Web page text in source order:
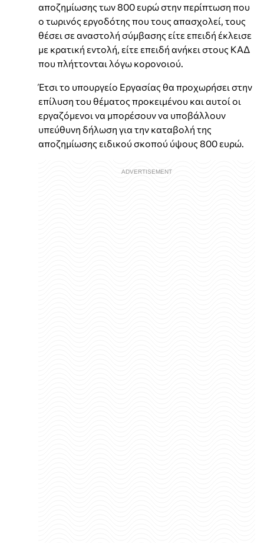
αποζημίωσης των 800 ευρώ στην περίπτωση που
ο τωρινός εργοδότης που τους απασχολεί, τους
θέσει σε αναστολή σύμβασης είτε επειδή έκλεισε
με κρατική εντολή, είτε επειδή ανήκει στους ΚΑΔ
που πλήττονται λόγω κορονοιού.
Έτσι το υπουργείο Εργασίας θα προχωρήσει στην
επίλυση του θέματος προκειμένου και αυτοί οι
εργαζόμενοι να μπορέσουν να υποβάλλουν
υπεύθυνη δήλωση για την καταβολή της
αποζημίωσης ειδικού σκοπού ύψους 800 ευρώ.